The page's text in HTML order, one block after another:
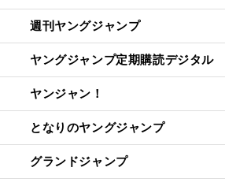
週刊ヤングジャンプ
ヤングジャンプ定期購読デジタル
ヤンジャン！
となりのヤングジャンプ
グランドジャンプ